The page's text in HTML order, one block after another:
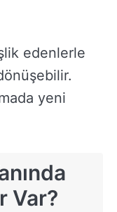
edenlerle
yeni
Var?